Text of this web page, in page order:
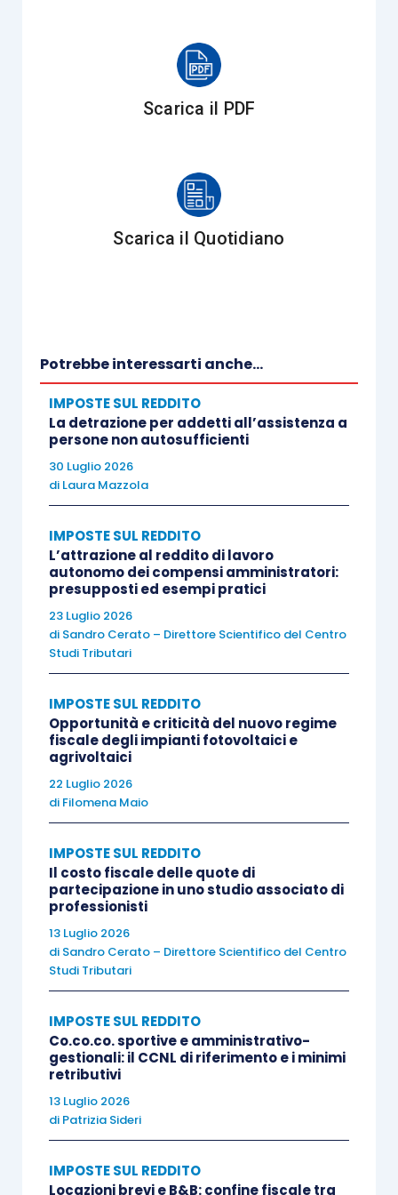
dell’impresa,redistribuendo parte del
valore prodotto in una logica premiale
distribuzione diretta di utili, regolata tramite
capitale sociale attraverso
Il Legislatore introduce anche
profitti , sia in forma monetaria sia in strumenti
partecipativi. Per l’anno 2025, se almeno il10%
degli utili viene distribuito ai lavoratori
a contratti collettivi aziendali o territoriali,
agevolata viene elevato
Inoltre, ipiani di azionariato riservati ai
dipendentipotranno prevedere l’assegnazione
di azioniin sostituzione di premi di risultato, con
esenzione Irpef del 50% su dividendi fino a
1.500 euro.
coinvolgimento dei lavoratori neiprocessi
decisionalirelativi allastruttura
funzionamento operativo
aziende potranno costituire
commissioni paritetiche, composte da
rappresentanti dei lavoratori e dell’impresa, con il
compito di elaborareproposte di miglioramento
su aspetti quali i processi produttivi,
l’organizzazione del lavoro, l’innovazione dei
servizi.
aziendali specialistiche dedicate a temi come la
formazione,ilwelfare, la genitorialità,
l’inclusione e la qualità del lavoro
integrata dibenessere organizzativo e sviluppo
degli enti bilaterali.
Scarica il PDF
Scarica il Quotidiano
Potrebbe interessarti anche...
IMPOSTE SUL REDDITO
La detrazione per addetti all’assistenza a
persone non autosufficienti
30 Luglio 2026
di Laura Mazzola
IMPOSTE SUL REDDITO
L’attrazione al reddito di lavoro
autonomo dei compensi amministratori:
presupposti ed esempi pratici
23 Luglio 2026
di Sandro Cerato – Direttore Scientifico del Centro
Studi Tributari
IMPOSTE SUL REDDITO
Opportunità e criticità del nuovo regime
fiscale degli impianti fotovoltaici e
agrivoltaici
22 Luglio 2026
di Filomena Maio
IMPOSTE SUL REDDITO
Il costo fiscale delle quote di
partecipazione in uno studio associato di
professionisti
13 Luglio 2026
di Sandro Cerato – Direttore Scientifico del Centro
Studi Tributari
IMPOSTE SUL REDDITO
Co.co.co. sportive e amministrativo-
gestionali: il CCNL di riferimento e i minimi
retributivi
13 Luglio 2026
di Patrizia Sideri
IMPOSTE SUL REDDITO
Locazioni brevi e B&B: confine fiscale tra